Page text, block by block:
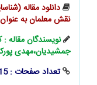
دانلود مقاله
نقش معلمان به
نویسندگان مقاله
جمشیدیان،مهدی
تعداد صفحات : 15 صفحه